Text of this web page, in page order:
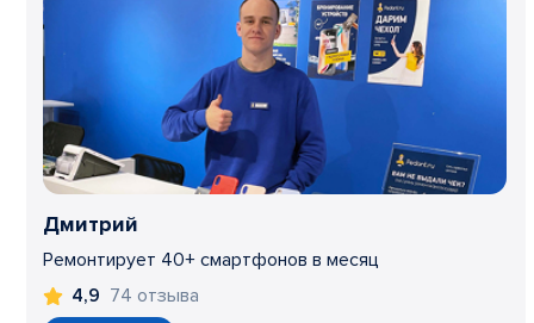
Дмитрий
Ремонтирует 40+ смартфонов в месяц
4,9 74 отзыва